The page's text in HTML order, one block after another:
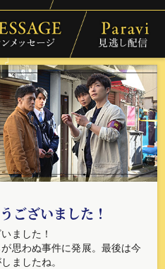
ございました！
ました！
思わぬ事件に発展。最後は今
ましたね。